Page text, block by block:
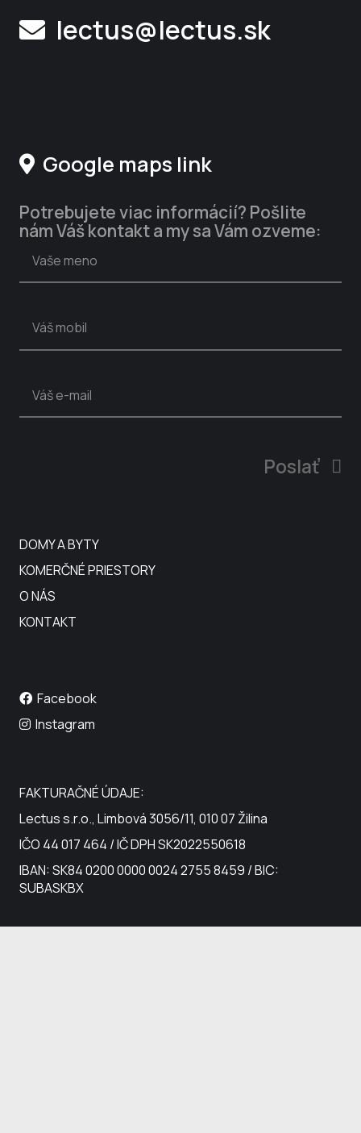
lectus@lectus.sk
Google maps link
Potrebujete viac informácií? Pošlite
nám Váš kontakt a my sa Vám ozveme:
Poslať
DOMY A BYTY
KOMERČNÉ PRIESTORY
O NÁS
KONTAKT
Facebook
Instagram
FAKTURAČNÉ ÚDAJE:
Lectus s.r.o., Limbová 3056/11, 010 07 Žilina
IČO 44 017 464 / IČ DPH SK2022550618
IBAN: SK84 0200 0000 0024 2755 8459 / BIC:
SUBASKBX